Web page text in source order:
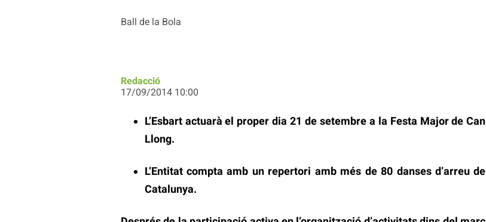
Ball de la Bola
Redacció
17/09/2014 10:00
L’Esbart actuarà el proper dia 21 de setembre a la Festa Major de Can
Llong.
L’Entitat compta amb un repertori amb més de 80 danses d’arreu de
Catalunya.